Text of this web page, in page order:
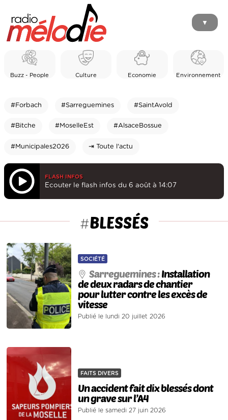
▼
Buzz - People Culture Economie Environnement
#Forbach #Sarreguemines #SaintAvold
#Bitche #MoselleEst #AlsaceBossue
#Municipales2026 ⇥ Toute l'actu
FLASH INFOS
Ecouter le flash infos du 6 août à 14:07
#BLESSÉS
SOCIÉTÉ
Sarreguemines :Installation
de deux radars de chantier
pour lutter contre les excès de
vitesse
Publié le lundi 20 juillet 2026
FAITS DIVERS
Un accident fait dix blessés dont
un grave sur l’A4
Publié le samedi 27 juin 2026